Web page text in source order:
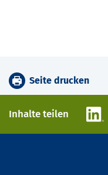
Seite drucken
Inhalte teilen